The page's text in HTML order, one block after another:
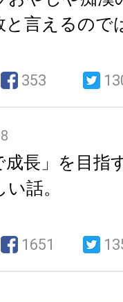
と言えるので
353
成長」を目指
話。
1651